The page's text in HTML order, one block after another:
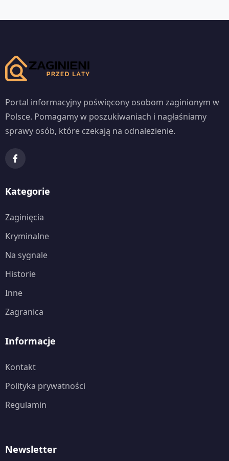
Portal informacyjny poświęcony osobom zaginionym w
Polsce. Pomagamy w poszukiwaniach i nagłaśniamy
sprawy osób, które czekają na odnalezienie.
Kategorie
Zaginięcia
Kryminalne
Na sygnale
Historie
Inne
Zagranica
Informacje
Kontakt
Polityka prywatności
Regulamin
Newsletter